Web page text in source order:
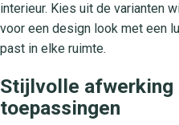
interieur. Kies uit de varianten
voor een design look met een
past in elke ruimte.
Stijlvolle afwerking
toepassingen